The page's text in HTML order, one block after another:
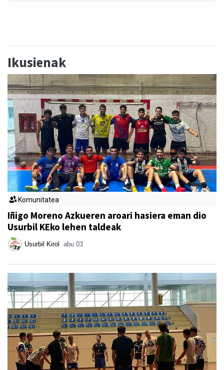
Ikusienak
Komunitatea
Iñigo Moreno Azkueren aroari hasiera eman dio
Usurbil KEko lehen taldeak
Usurbil Kirol abu 03